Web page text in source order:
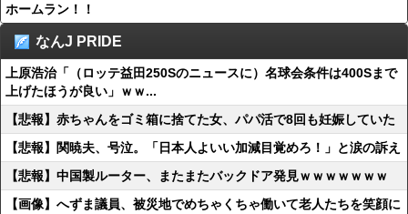
ホームラン！！
なんJ PRIDE
上原浩治「（ロッテ益田250Sのニュースに）名球会条件は400Sまで
上げたほうが良い」ｗｗ...
【悲報】赤ちゃんをゴミ箱に捨てた女、パパ活で8回も妊娠していた
【悲報】関暁夫、号泣。「日本人よいい加減目覚めろ！」と涙の訴え
【悲報】中国製ルーター、またまたバックドア発見ｗｗｗｗｗｗｗ
【画像】へずま議員、被災地でめちゃくちゃ働いて老人たちを笑顔に